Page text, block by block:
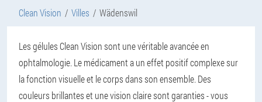
Clean Vision Villes Wädenswil
Les gélules Clean Vision sont une véritable avancée en
ophtalmologie. Le médicament a un effet positif complexe sur
la fonction visuelle et le corps dans son ensemble. Des
couleurs brillantes et une vision claire sont garanties - vous